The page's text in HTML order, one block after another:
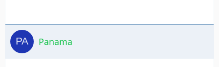
Panama